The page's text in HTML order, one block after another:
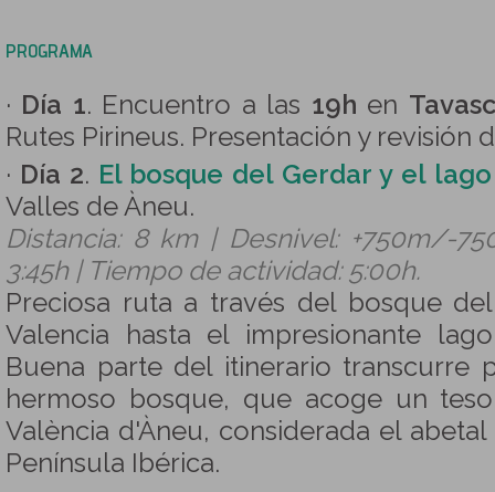
PROGRAMA
· Día 1. Encuentro a las 19h en
Rutes Pirineus. Presentación y revisión
· Día 2. El bosque del Gerdar y el
Valles de Àneu.
Distancia: 8 km | Desnivel: +750m/-
3:45h | Tiempo de actividad: 5:00h.
Preciosa ruta a través del bosque
Valencia hasta el impresionante
Buena parte del itinerario transcurre
hermoso bosque, que acoge un
València d'Àneu, considerada el
Península Ibérica.